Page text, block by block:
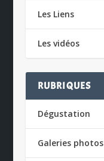
Les Liens
Les vidéos
RUBRIQUES
Dégustation
Galeries photos